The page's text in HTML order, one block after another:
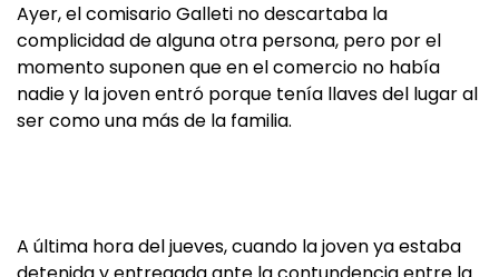
Ayer, el comisario Galleti no descartaba la
complicidad de alguna otra persona, pero por el
momento suponen que en el comercio no había
nadie y la joven entró porque tenía llaves del lugar al
ser como una más de la familia.
A última hora del jueves, cuando la joven ya estaba